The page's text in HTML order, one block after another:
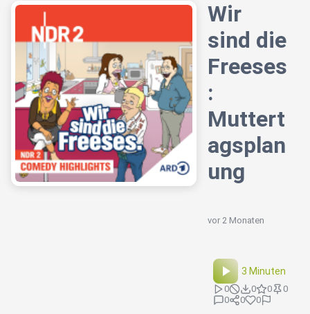
Wir
sind die
Freeses
:
Muttert
agsplan
ung
vor 2 Monaten
3 Minuten
0 0 0
0
0
0 0